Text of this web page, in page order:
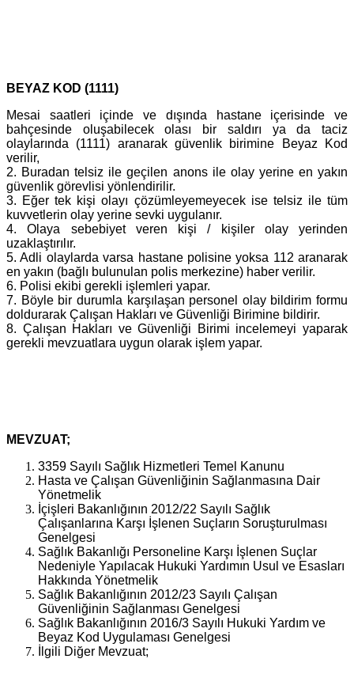
BEYAZ KOD (1111)
Mesai saatleri içinde ve dışında hastane içerisinde ve
bahçesinde oluşabilecek olası bir saldırı ya da taciz
olaylarında (1111) aranarak güvenlik birimine Beyaz Kod
verilir,
2. Buradan telsiz ile geçilen anons ile olay yerine en yakın
güvenlik görevlisi yönlendirilir.
3. Eğer tek kişi olayı çözümleyemeyecek ise telsiz ile tüm
kuvvetlerin olay yerine sevki uygulanır.
4. Olaya sebebiyet veren kişi / kişiler olay yerinden
uzaklaştırılır.
5. Adli olaylarda varsa hastane polisine yoksa 112 aranarak
en yakın (bağlı bulunulan polis merkezine) haber verilir.
6. Polisi ekibi gerekli işlemleri yapar.
7. Böyle bir durumla karşılaşan personel olay bildirim formu
doldurarak Çalışan Hakları ve Güvenliği Birimine bildirir.
8. Çalışan Hakları ve Güvenliği Birimi incelemeyi yaparak
gerekli mevzuatlara uygun olarak işlem yapar.
MEVZUAT;
3359 Sayılı Sağlık Hizmetleri Temel Kanunu
Hasta ve Çalışan Güvenliğinin Sağlanmasına Dair
Yönetmelik
İçişleri Bakanlığının 2012/22 Sayılı Sağlık
Çalışanlarına Karşı İşlenen Suçların Soruşturulması
Genelgesi
Sağlık Bakanlığı Personeline Karşı İşlenen Suçlar
Nedeniyle Yapılacak Hukuki Yardımın Usul ve Esasları
Hakkında Yönetmelik
Sağlık Bakanlığının 2012/23 Sayılı Çalışan
Güvenliğinin Sağlanması Genelgesi
Sağlık Bakanlığının 2016/3 Sayılı Hukuki Yardım ve
Beyaz Kod Uygulaması Genelgesi
İlgili Diğer Mevzuat;